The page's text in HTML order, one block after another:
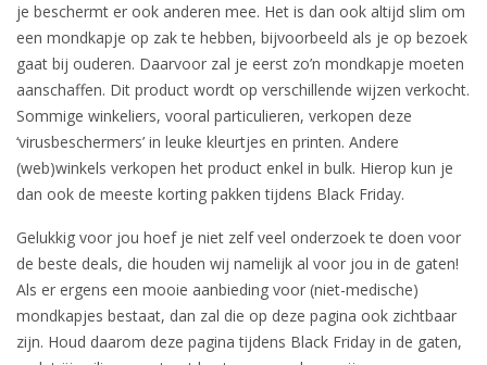
je beschermt er ook anderen mee. Het is dan ook altijd slim om
een mondkapje op zak te hebben, bijvoorbeeld als je op bezoek
gaat bij ouderen. Daarvoor zal je eerst zo’n mondkapje moeten
aanschaffen. Dit product wordt op verschillende wijzen verkocht.
Sommige winkeliers, vooral particulieren, verkopen deze
‘virusbeschermers’ in leuke kleurtjes en printen. Andere
(web)winkels verkopen het product enkel in bulk. Hierop kun je
dan ook de meeste korting pakken tijdens Black Friday.
Gelukkig voor jou hoef je niet zelf veel onderzoek te doen voor
de beste deals, die houden wij namelijk al voor jou in de gaten!
Als er ergens een mooie aanbieding voor (niet-medische)
mondkapjes bestaat, dan zal die op deze pagina ook zichtbaar
zijn. Houd daarom deze pagina tijdens Black Friday in de gaten,